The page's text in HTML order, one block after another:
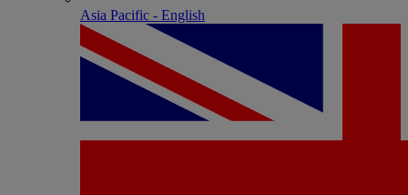
Asia Pacific - English